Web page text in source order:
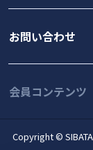
お問い合わせ
会員コンテンツ
Copyright ©